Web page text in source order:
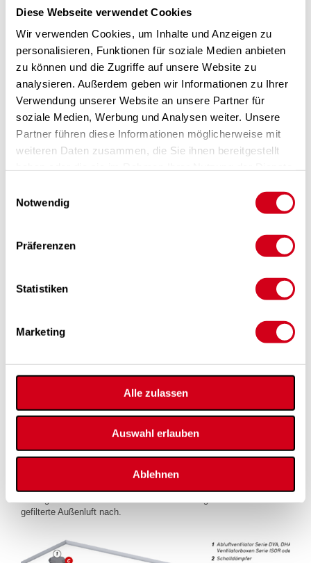
Diese Webseite verwendet Cookies
Wir verwenden Cookies, um Inhalte und Anzeigen zu
personalisieren, Funktionen für soziale Medien anbieten
zu können und die Zugriffe auf unsere Website zu
analysieren. Außerdem geben wir Informationen zu Ihrer
Verwendung unserer Website an unsere Partner für
soziale Medien, Werbung und Analysen weiter. Unsere
Partner führen diese Informationen möglicherweise mit
weiteren Daten zusammen, die Sie ihnen bereitgestellt
Notwendig
Präferenzen
Statistiken
Marketing
Alle zulassen
Auswahl erlauben
Ablehnen
Außenluftdurchlässe ständig frische und gefilterte Außenluft nach.
Zentrale Abluftanlage im mehrgeschossigen
Die Abluft aus Küche, Bad und WC wird je nach
Ausführungsvariante ständig über Tellerventile in Kombination mit
elektrisch gesteuerte Abluftelemente (Serie AVF AV2) angesaugt.
Über ein KomFlex Luftleitungsnetz und Spiro-Rohre gelangt die
abgesaugte Luft schließlich zum zentralen Abluftventilator.
Die Luftmenge in den Abluftbereichen wird dabei bedarfsabhängig
zwischen Grundvolumenstrom und Betriebsvolumenstrom
ZUVERLÄSSIG & BETRIEBSSICHER
Durch den vom Abluftventilator erzeugten leichten Unterdruck,
gefilterte Außenluft nach.